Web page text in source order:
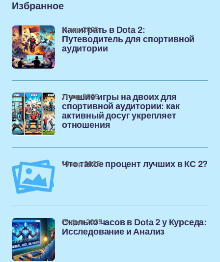
Избранное
Как играть в Dota 2:
Путеводитель для спортивной
аудитории
11 апр 2025
Лучшие игры на двоих для
спортивной аудитории: как
активный досуг укрепляет
отношения
11 апр 2025
Что такое процент лучших в КС 2?
10 апр 2025
Сколько часов в Dota 2 у Курседа:
Исследование и Анализ
19 фев 2025